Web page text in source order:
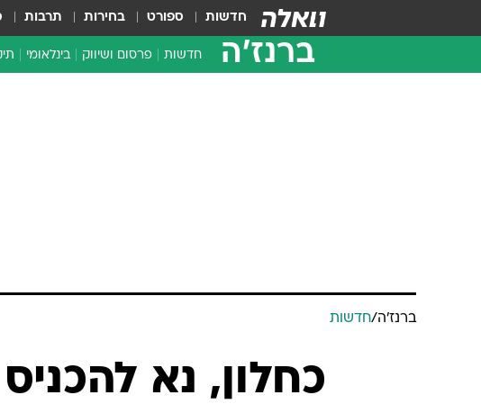
חדשות ספורט בחירות תרבות
ברנז'ה חדשות פרסום ושיווק בינלאומי
ברנז'ה/חדשות
כחלון, נא